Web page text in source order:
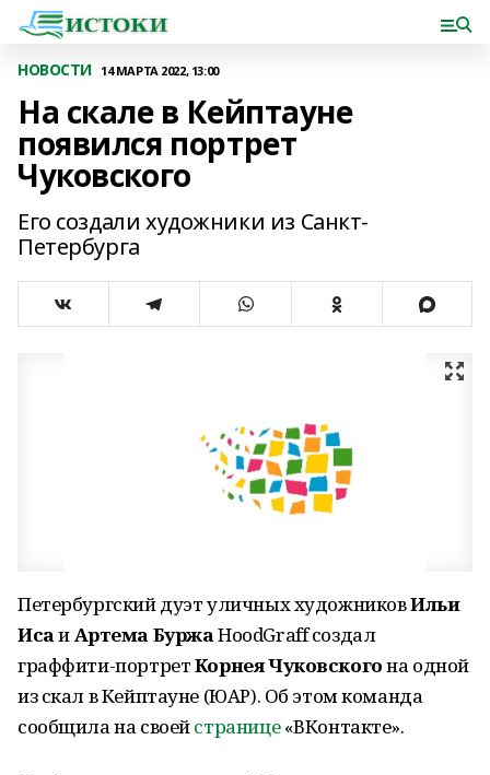
НОВОСТИ 14 МАРТА 2022, 13:00
На скале в Кейптауне
появился портрет
Чуковского
Его создали художники из Санкт-
Петербурга
Петербургский дуэт уличных художниковИльи
ИсаиАртема БуржаHoodGraff создал
граффити-портретКорнея Чуковскогона одной
из скал в Кейптауне (ЮАР). Об этом команда
сообщила на своейстранице«ВКонтакте».